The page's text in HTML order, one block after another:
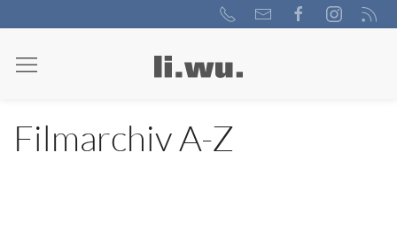
Filmarchiv A-Z